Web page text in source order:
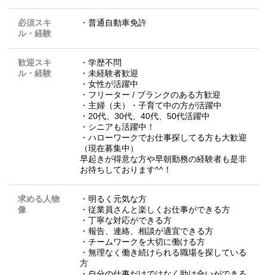
必須スキ
ル・経験
・普通自動車免許
歓迎スキ
ル・経験
・学歴不問
・未経験者歓迎
・女性が活躍中
・フリーター / ブランクのある方歓迎
・主婦（夫）・子育て中の方が活躍中
・20代、30代、40代、50代活躍中
・シニアも活躍中！
・ハローワークでお仕事探してる方も大歓迎
（現在募集中）
早起きが得意な方や早朝勤務の経験者も是非
お待ちしております^^！
求める人物
像
・明るく元気な方
・従業員さんと楽しくお仕事ができる方
・丁寧な対応ができる方
・報告、連絡、相談が適宜できる方
・チームワークを大切に働ける方
・無理なく働き続けられる職場を探している
方